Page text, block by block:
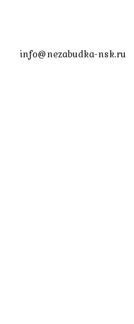
info@nezabudka-nsk.ru